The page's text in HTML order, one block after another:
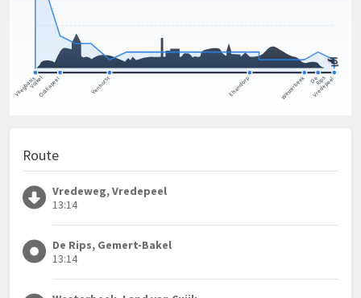
Route
Vredeweg, Vredepeel
13:14
De Rips, Gemert-Bakel
13:14